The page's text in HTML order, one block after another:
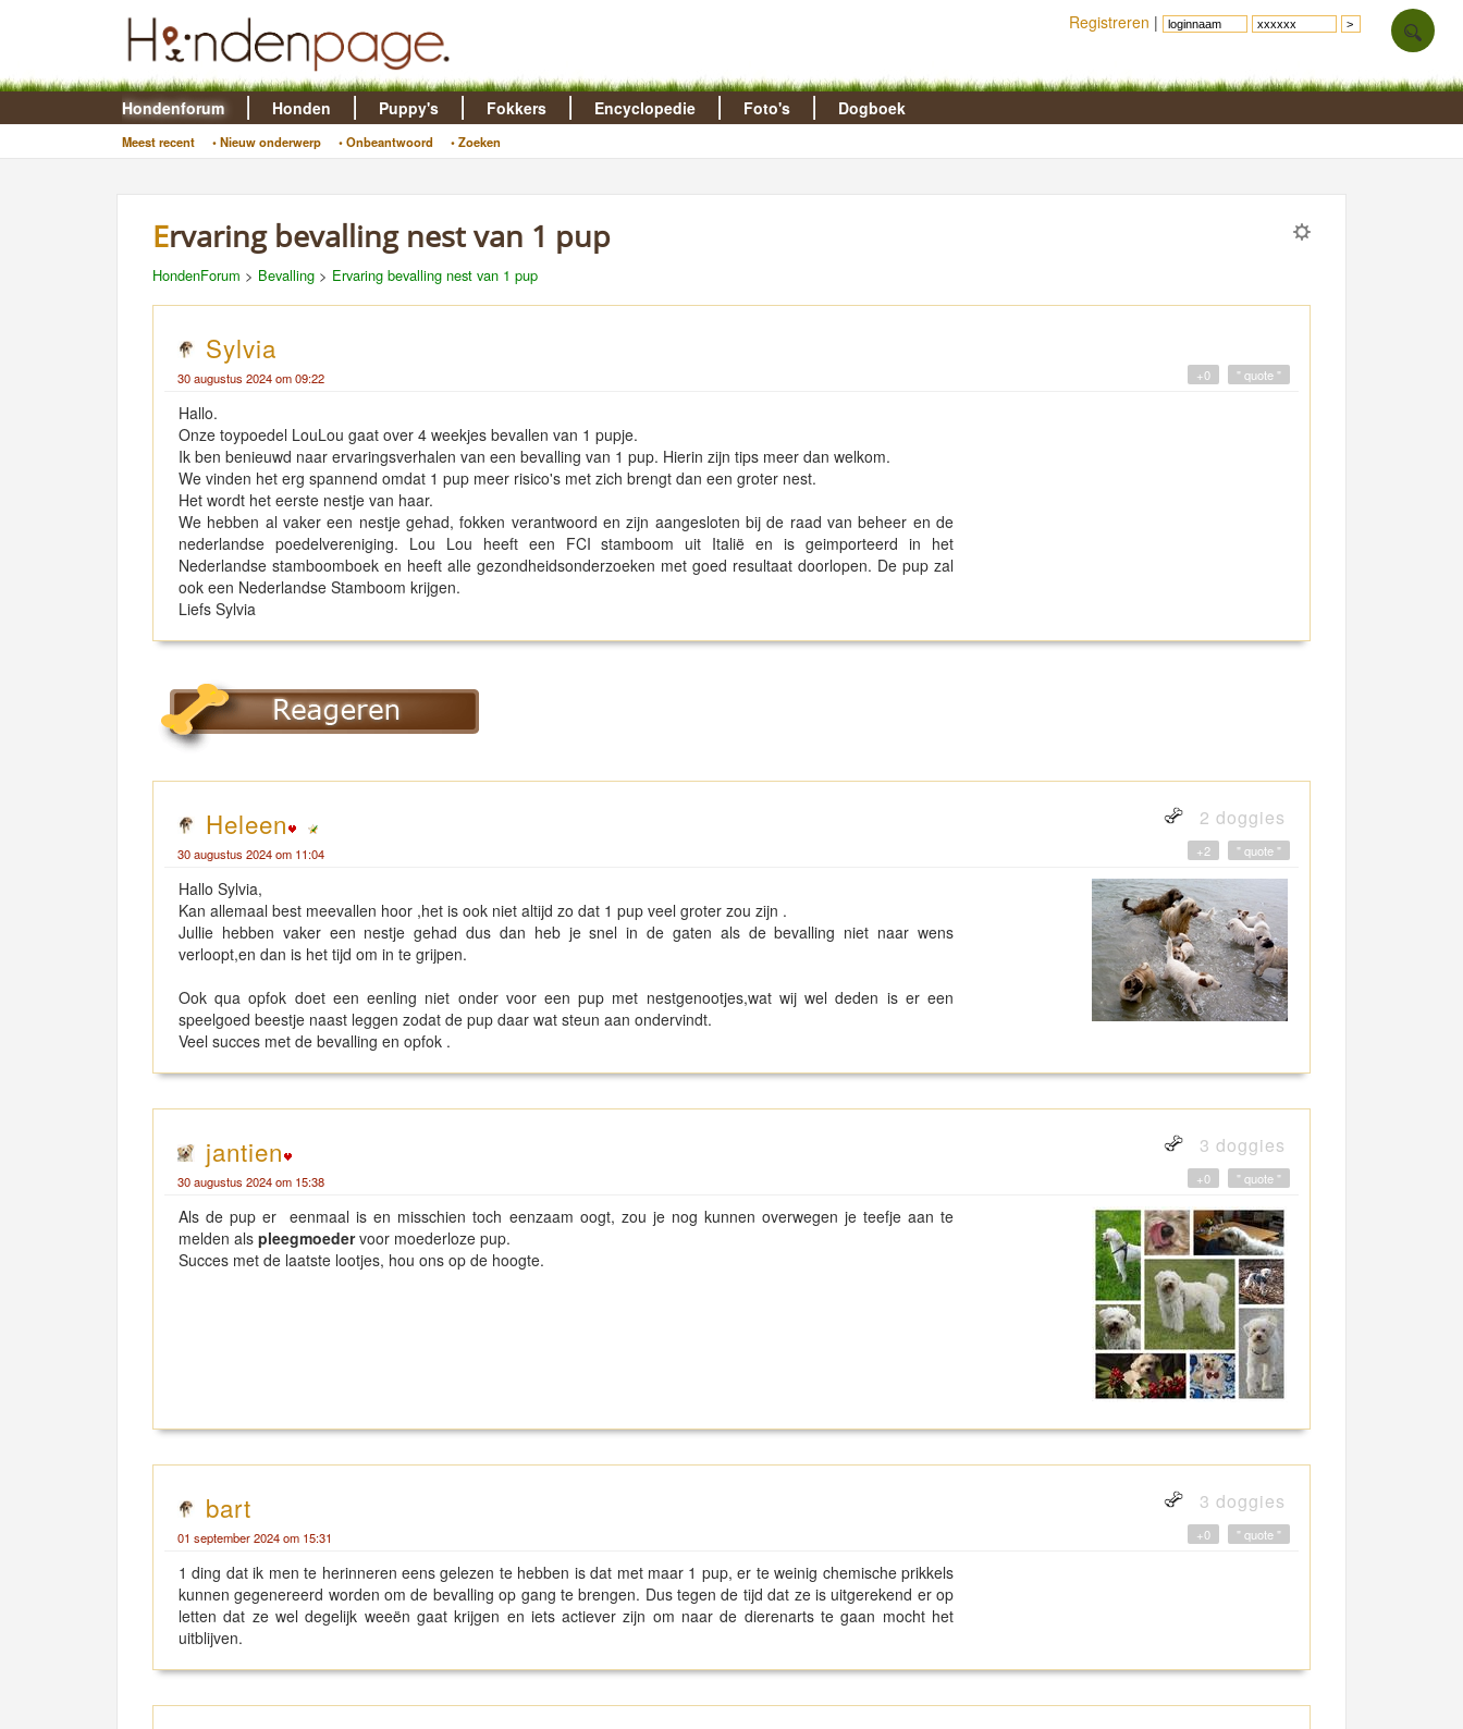
Hondenforum
Meest recent • Nieuw onderwerp • Onbeantwoord • Zoeken
Honden Puppy's Fokkers Encyclopedie Foto's Dogboek
Ervaring bevalling nest van 1 pup
HondenForum > Bevalling > Ervaring bevalling nest van 1 pup
Sylvia
30 augustus 2024 om 09:22 " quote "
+0
Hallo.
Onze toypoedel LouLou gaat over 4 weekjes bevallen van 1 pupje.
Ik ben benieuwd naar ervaringsverhalen van een bevalling van 1 pup. Hierin zijn tips meer dan welkom.
We vinden het erg spannend omdat 1 pup meer risico's met zich brengt dan een groter nest.
Het wordt het eerste nestje van haar.
We hebben al vaker een nestje gehad, fokken verantwoord en zijn aangesloten bij de raad van beheer en de
nederlandse poedelvereniging. Lou Lou heeft een FCI stamboom uit Italië en is geimporteerd in het
Nederlandse stamboomboek en heeft alle gezondheidsonderzoeken met goed resultaat doorlopen. De pup zal
ook een Nederlandse Stamboom krijgen.
Liefs Sylvia
Heleen 2 doggies
30 augustus 2024 om 11:04 " quote "
+2
Hallo Sylvia,
Kan allemaal best meevallen hoor ,het is ook niet altijd zo dat 1 pup veel groter zou zijn .
Jullie hebben vaker een nestje gehad dus dan heb je snel in de gaten als de bevalling niet naar wens
verloopt,en dan is het tijd om in te grijpen.
Ook qua opfok doet een eenling niet onder voor een pup met nestgenootjes,wat wij wel deden is er een
speelgoed beestje naast leggen zodat de pup daar wat steun aan ondervindt.
Veel succes met de bevalling en opfok .
jantien 3 doggies
30 augustus 2024 om 15:38 " quote "
+0
Als de pup er eenmaal is en misschien toch eenzaam oogt, zou je nog kunnen overwegen je teefje aan te
melden als pleegmoedervoor moederloze pup.
Succes met de laatste lootjes, hou ons op de hoogte.
bart 3 doggies
01 september 2024 om 15:31 " quote "
+0
1 ding dat ik men te herinneren eens gelezen te hebben is dat met maar 1 pup, er te weinig chemische prikkels
kunnen gegenereerd worden om de bevalling op gang te brengen. Dus tegen de tijd dat ze is uitgerekend er op
letten dat ze wel degelijk weeën gaat krijgen en iets actiever zijn om naar de dierenarts te gaan mocht het
uitblijven.
Registreren |